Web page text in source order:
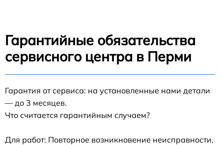
Гарантийные обязательства
сервисного центра в Перми
Гарантия от сервиса: на установленные нами детали
— до 3 месяцев.
Что считается гарантийным случаем?
Для работ: Повторное возникновение неисправности,